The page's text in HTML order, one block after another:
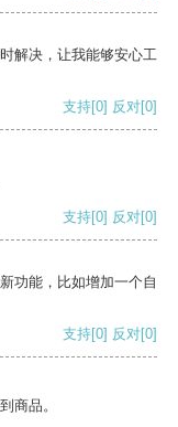
解决，让我能够安心工
支持[0] 反对[0]
支持[0] 反对[0]
功能，比如增加一个自
支持[0] 反对[0]
商品。